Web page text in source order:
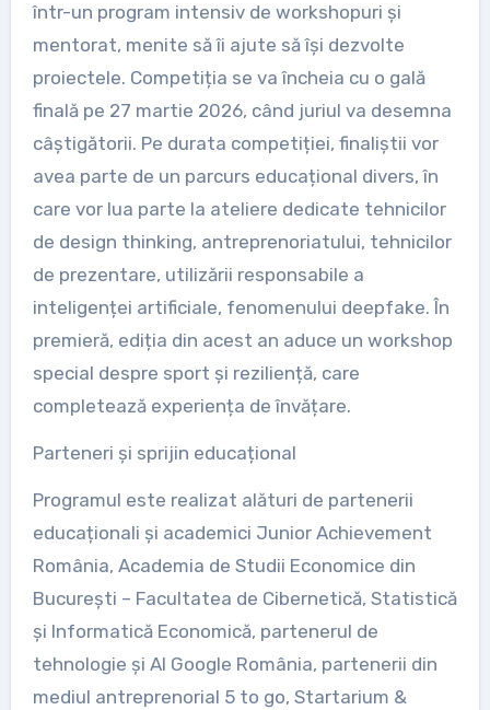
într-un program intensiv de workshopuri și
mentorat, menite să îi ajute să își dezvolte
proiectele. Competiția se va încheia cu o gală
finală pe 27 martie 2026, când juriul va desemna
câștigătorii. Pe durata competiției, finaliștii vor
avea parte de un parcurs educațional divers, în
care vor lua parte la ateliere dedicate tehnicilor
de design thinking, antreprenoriatului, tehnicilor
de prezentare, utilizării responsabile a
inteligenței artificiale, fenomenului deepfake. În
premieră, ediția din acest an aduce un workshop
special despre sport și reziliență, care
completează experiența de învățare.
Parteneri și sprijin educațional
Programul este realizat alături de partenerii
educaționali și academici Junior Achievement
România, Academia de Studii Economice din
București – Facultatea de Cibernetică, Statistică
și Informatică Economică, partenerul de
tehnologie și AI Google România, partenerii din
mediul antreprenorial 5 to go, Startarium &